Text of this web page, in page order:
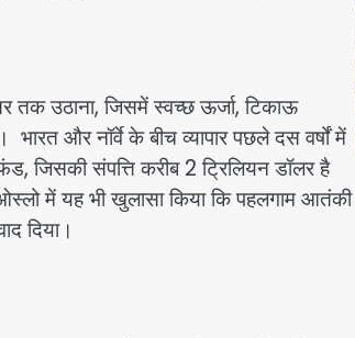
तक उठाना, जिसमें स्वच्छ ऊर्जा, टिकाऊ
और नॉर्वे के बीच व्यापार पछले दस वर्षों में
जिसकी संपत्ति करीब 2 ट्रिलियन डॉलर है
में यह भी खुलासा किया कि पहलगाम आतंकी
दिया।